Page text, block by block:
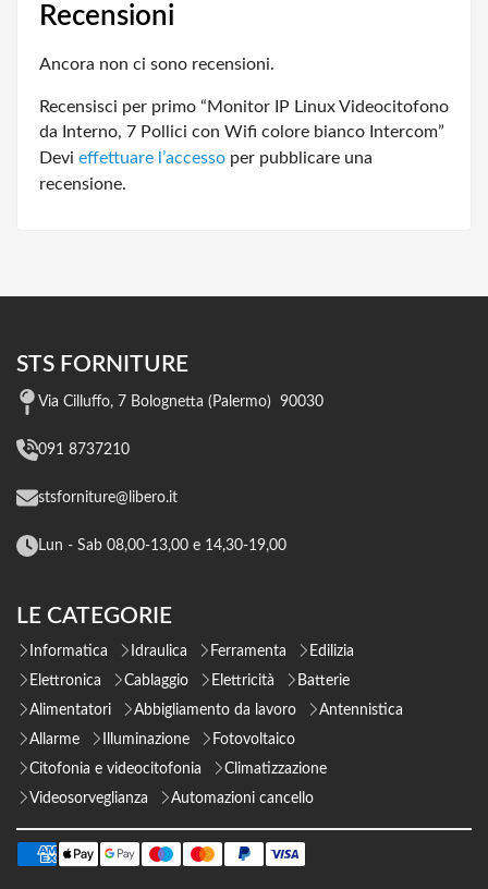
Recensioni
Ancora non ci sono recensioni.
Recensisci per primo “Monitor IP Linux Videocitofono
da Interno, 7 Pollici con Wifi colore bianco Intercom”
Devi effettuare l’accesso per pubblicare una
recensione.
STS FORNITURE
Via Cilluffo, 7 Bolognetta (Palermo) 90030
091 8737210
stsforniture@libero.it
Lun - Sab 08,00-13,00 e 14,30-19,00
LE CATEGORIE
Informatica Idraulica Ferramenta
Edilizia
Elettronica
Cablaggio Elettricità
Batterie
Alimentatori
Abbigliamento da lavoro
Antennistica
Allarme
Illuminazione
Fotovoltaico
Citofonia e videocitofonia
Climatizzazione
Videosorveglianza
Automazioni cancello